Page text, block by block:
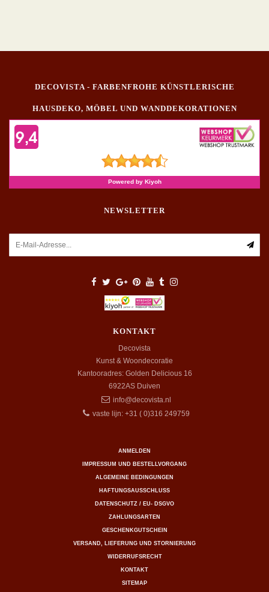
DECOVISTA - FARBENFROHE KÜNSTLERISCHE
HAUSDEKO, MÖBEL UND WANDDEKORATIONEN
NEWSLETTER
KONTAKT
Decovista
Kunst & Woondecoratie
Kantooradres: Golden Delicious 16
6922AS Duiven
info@decovista.nl
vaste lijn: +31 ( 0)316 249759
ANMELDEN
IMPRESSUM UND BESTELLVORGANG
ALGEMEINE BEDINGUNGEN
HAFTUNGSAUSSCHLUSS
DATENSCHUTZ / EU- DSGVO
ZAHLUNGSARTEN
GESCHENKGUTSCHEIN
VERSAND, LIEFERUNG UND STORNIERUNG
WIDERRUFSRECHT
KONTAKT
SITEMAP